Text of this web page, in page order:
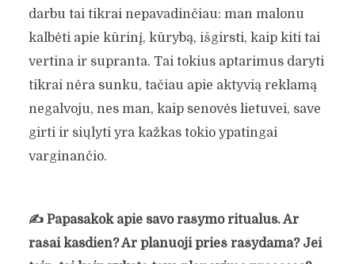
darbu tai tikrai nepavadinčiau: man malonu
kalbėti apie kūrinį, kūrybą, išgirsti, kaip kiti tai
vertina ir supranta. Tai tokius aptarimus daryti
tikrai nėra sunku, tačiau apie aktyvią reklamą
negalvoju, nes man, kaip senovės lietuvei, save
girti ir siųlyti yra kažkas tokio ypatingai
varginančio.
✍️ Papasakok apie savo rašymo ritualus. Ar
rašai kasdien? Ar planuoji prieš rašydama? Jei